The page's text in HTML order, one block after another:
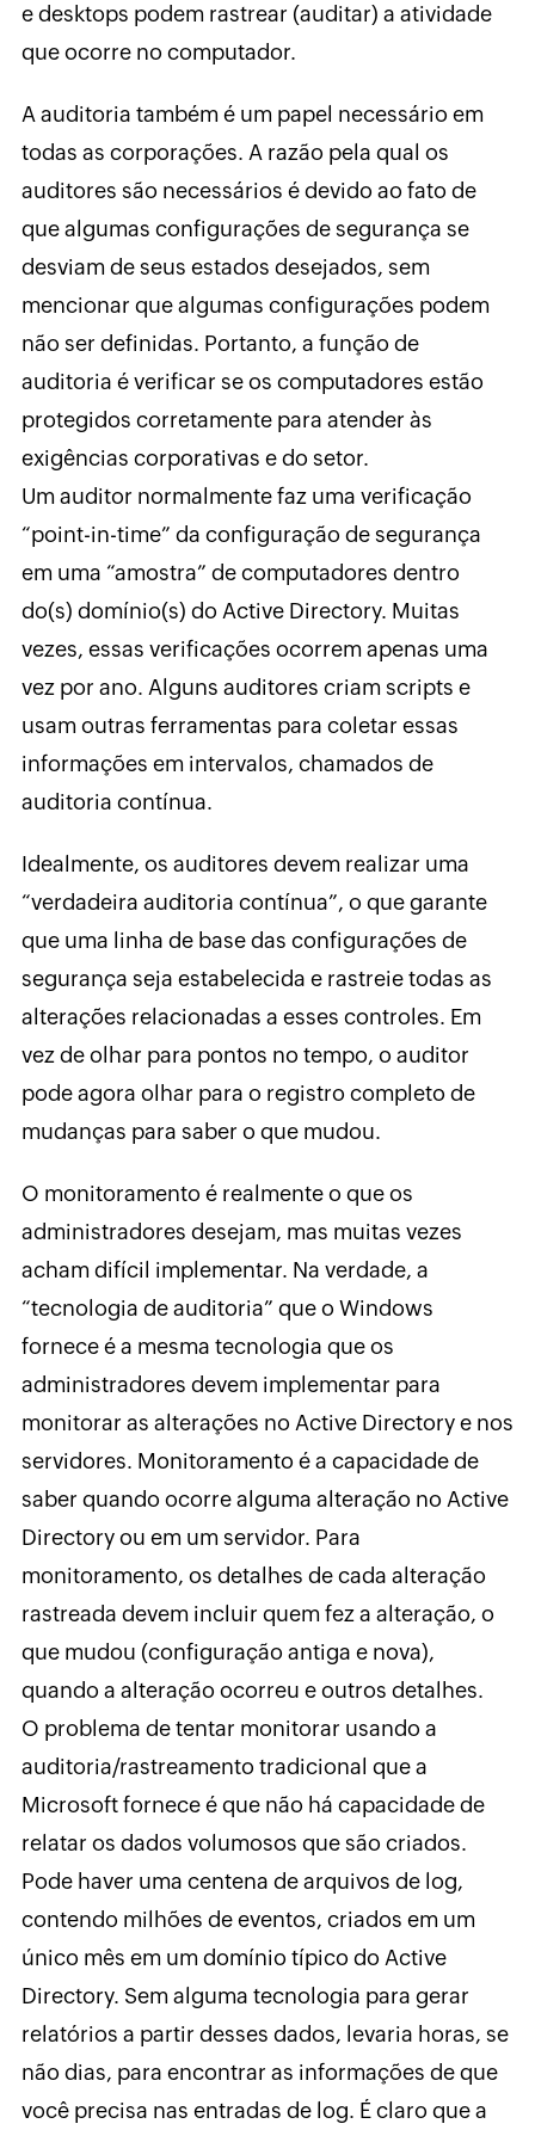
e desktops podem rastrear (auditar) a atividade
que ocorre no computador.
A auditoria também é um papel necessário em
todas as corporações. A razão pela qual os
auditores são necessários é devido ao fato de
que algumas configurações de segurança se
desviam de seus estados desejados, sem
mencionar que algumas configurações podem
não ser definidas. Portanto, a função de
auditoria é verificar se os computadores estão
protegidos corretamente para atender às
exigências corporativas e do setor.
Um auditor normalmente faz uma verificação
“point-in-time” da configuração de segurança
em uma “amostra” de computadores dentro
do(s) domínio(s) do Active Directory. Muitas
vezes, essas verificações ocorrem apenas uma
vez por ano. Alguns auditores criam scripts e
usam outras ferramentas para coletar essas
informações em intervalos, chamados de
auditoria contínua.
Idealmente, os auditores devem realizar uma
“verdadeira auditoria contínua”, o que garante
que uma linha de base das configurações de
segurança seja estabelecida e rastreie todas as
alterações relacionadas a esses controles. Em
vez de olhar para pontos no tempo, o auditor
pode agora olhar para o registro completo de
mudanças para saber o que mudou.
O monitoramento é realmente o que os
administradores desejam, mas muitas vezes
acham difícil implementar. Na verdade, a
“tecnologia de auditoria” que o Windows
fornece é a mesma tecnologia que os
administradores devem implementar para
monitorar as alterações no Active Directory e nos
servidores. Monitoramento é a capacidade de
saber quando ocorre alguma alteração no Active
Directory ou em um servidor. Para
monitoramento, os detalhes de cada alteração
rastreada devem incluir quem fez a alteração, o
que mudou (configuração antiga e nova),
quando a alteração ocorreu e outros detalhes.
O problema de tentar monitorar usando a
auditoria/rastreamento tradicional que a
Microsoft fornece é que não há capacidade de
relatar os dados volumosos que são criados.
Pode haver uma centena de arquivos de log,
contendo milhões de eventos, criados em um
único mês em um domínio típico do Active
Directory. Sem alguma tecnologia para gerar
relatórios a partir desses dados, levaria horas, se
não dias, para encontrar as informações de que
você precisa nas entradas de log. É claro que a